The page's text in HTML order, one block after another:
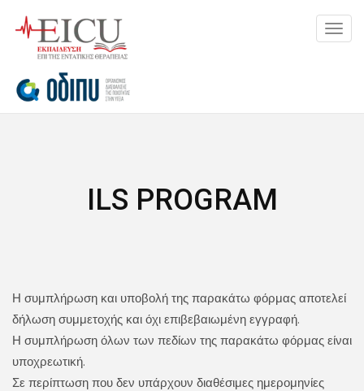
ILS PROGRAM
Η συμπλήρωση και υποβολή της παρακάτω φόρμας αποτελεί
δήλωση συμμετοχής και όχι επιβεβαιωμένη εγγραφή.
Η συμπλήρωση όλων των πεδίων της παρακάτω φόρμας είναι
υποχρεωτική.
Σε περίπτωση που δεν υπάρχουν διαθέσιμες ημερομηνίες